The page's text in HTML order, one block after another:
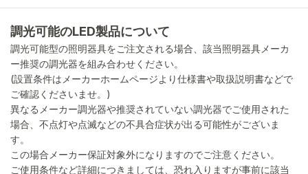
調光可能のLED製品について
調光可能型の照明器具をご注文される場合、該当照明器具メーカ
ー推奨の調光器を組み合わせください。
(設置条件はメーカーホームページより仕様書や取扱説明書などで
ご確認くださいませ。)
異なるメーカー調光器や推奨されていない調光器でご使用された
場合、不点灯や点滅などの不具合症状が出る可能性がございま
す。
この場合メーカー保証対象外になりますのでご注意ください。
ご使用条件など詳細につきましては、恐れ入りますが事前に該当